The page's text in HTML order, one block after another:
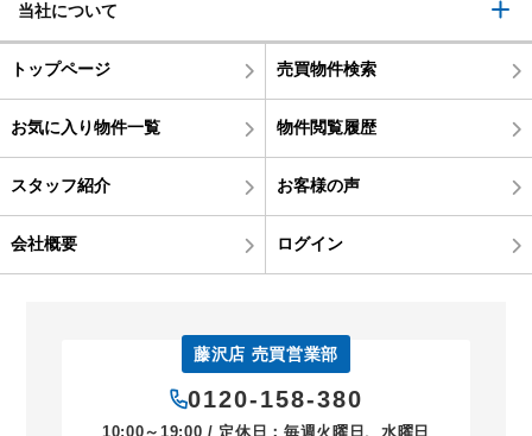
当社について
トップページ 売買物件検索
お気に入り物件一覧 物件閲覧履歴
スタッフ紹介 お客様の声
会社概要 ログイン
藤沢店 売買営業部
0120-158-380
10:00～19:00 / 定休日：毎週火曜日、水曜日